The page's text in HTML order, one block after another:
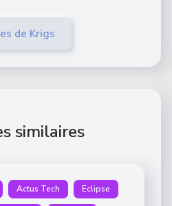
de Krigs
similaires
Actus Tech Eclipse